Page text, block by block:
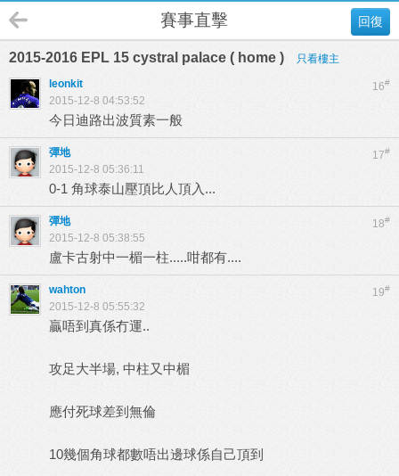
回復
賽事直擊
2015-2016 EPL 15 cystral palace ( home ) 只看樓主
16#
leonkit
2015-12-8 04:53:52
今日迪路出波質素一般
17#
彈地
2015-12-8 05:36:11
0-1 角球泰山壓頂比人頂入...
18#
彈地
2015-12-8 05:38:55
盧卡古射中一楣一柱.....咁都有....
19#
wahton
2015-12-8 05:55:32
贏唔到真係冇運..
攻足大半場, 中柱又中楣
應付死球差到無倫
10幾個角球都數唔出邊球係自己頂到